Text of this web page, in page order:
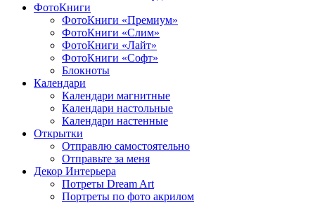
ФотоКниги
ФотоКниги «Премиум»
ФотоКниги «Слим»
ФотоКниги «Лайт»
ФотоКниги «Софт»
Блокноты
Календари
Календари магнитные
Календари настольные
Календари настенные
Открытки
Отправлю самостоятельно
Отправьте за меня
Декор Интерьера
Потреты Dream Art
Портреты по фото акрилом